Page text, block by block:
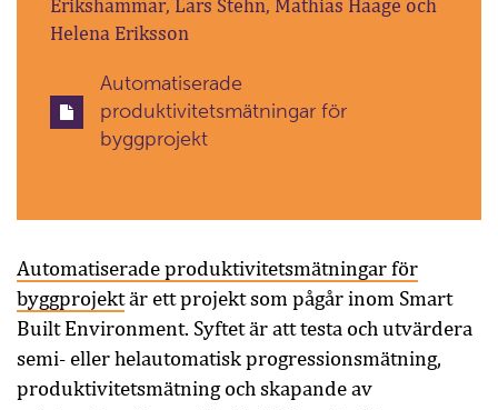
Erikshammar, Lars Stehn, Mathias Haage och
Helena Eriksson
Automatiserade
produktivitetsmätningar för
byggprojekt
Automatiserade produktivitetsmätningar för
byggprojektär ett projekt som pågår inom Smart
Built Environment. Syftet är att testa och utvärdera
semi- eller helautomatisk progressionsmätning,
produktivitetsmätning och skapande av